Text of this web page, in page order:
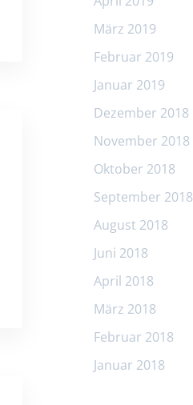
März 2019
Februar 2019
Januar 2019
Dezember 2018
November 2018
Oktober 2018
September 2018
August 2018
Juni 2018
April 2018
März 2018
Februar 2018
Januar 2018